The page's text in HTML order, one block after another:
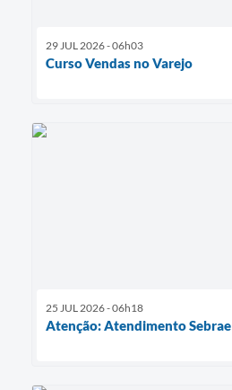
29 JUL 2026 - 06h03
Curso Vendas no Varejo
25 JUL 2026 - 06h18
Atenção: Atendimento Sebrae